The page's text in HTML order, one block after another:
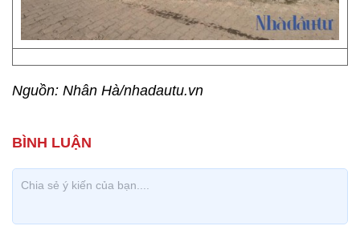
Nguồn: Nhân Hà/nhadautu.vn